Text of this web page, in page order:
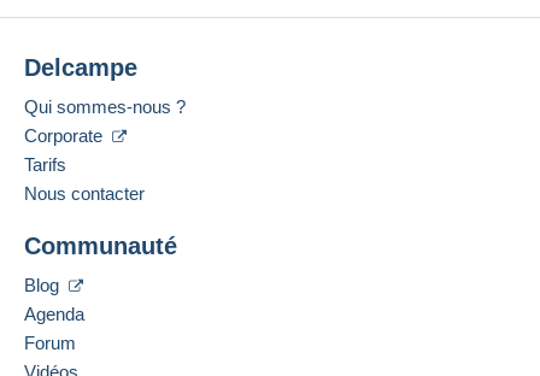
Delcampe
Qui sommes-nous ?
Corporate
Tarifs
Nous contacter
Communauté
Blog
Agenda
Forum